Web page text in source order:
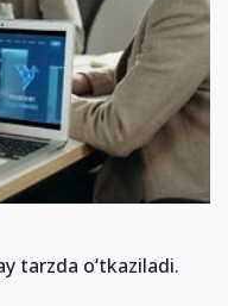
tarzda o‘tkaziladi.